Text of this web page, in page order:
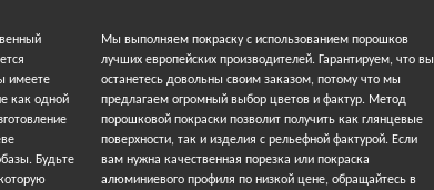
имеете
как одной
Будьте
Мы выполняем покраску с использованием порошков
лучших европейских производителей. Гарантируем, что вы
останетесь довольны своим заказом, потому что мы
предлагаем огромный выбор цветов и фактур. Метод
порошковой покраски позволит получить как глянцевые
поверхности, так и изделия с рельефной фактурой. Если
вам нужна качественная порезка или покраска
алюминиевого профиля по низкой цене, обращайтесь в